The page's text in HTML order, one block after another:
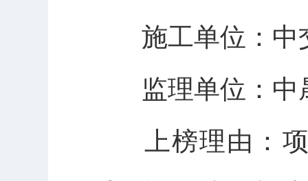
施工单位：中
监理单位：
上榜理由：